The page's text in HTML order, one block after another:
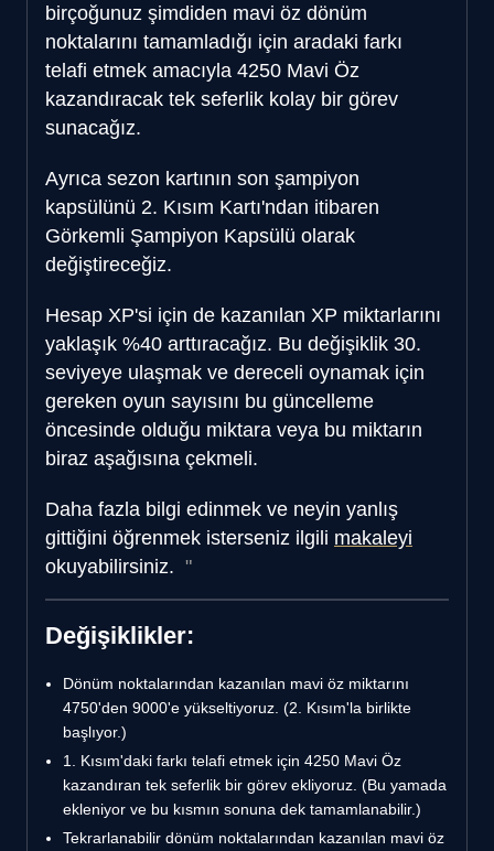
birçoğunuz şimdiden mavi öz dönüm
noktalarını tamamladığı için aradaki farkı
telafi etmek amacıyla 4250 Mavi Öz
kazandıracak tek seferlik kolay bir görev
sunacağız.
Ayrıca sezon kartının son şampiyon
kapsülünü 2. Kısım Kartı'ndan itibaren
Görkemli Şampiyon Kapsülü olarak
değiştireceğiz.
Hesap XP'si için de kazanılan XP miktarlarını
yaklaşık %40 arttıracağız. Bu değişiklik 30.
seviyeye ulaşmak ve dereceli oynamak için
gereken oyun sayısını bu güncelleme
öncesinde olduğu miktara veya bu miktarın
biraz aşağısına çekmeli.
Daha fazla bilgi edinmek ve neyin yanlış
gittiğini öğrenmek isterseniz ilgili makaleyi
okuyabilirsiniz.
Değişiklikler:
Dönüm noktalarından kazanılan mavi öz miktarını
4750'den 9000'e yükseltiyoruz. (2. Kısım'la birlikte
başlıyor.)
1. Kısım'daki farkı telafi etmek için 4250 Mavi Öz
kazandıran tek seferlik bir görev ekliyoruz. (Bu yamada
ekleniyor ve bu kısmın sonuna dek tamamlanabilir.)
Tekrarlanabilir dönüm noktalarından kazanılan mavi öz